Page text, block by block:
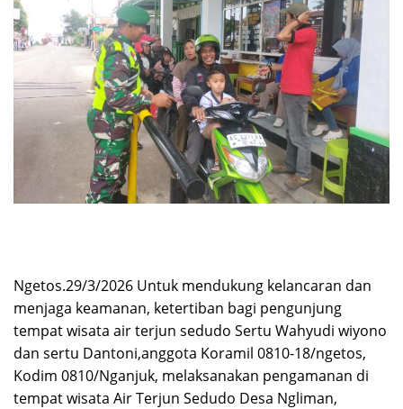
Ngetos.29/3/2026 Untuk mendukung kelancaran dan
menjaga keamanan, ketertiban bagi pengunjung
tempat wisata air terjun sedudo Sertu Wahyudi wiyono
dan sertu Dantoni,anggota Koramil 0810-18/ngetos,
Kodim 0810/Nganjuk, melaksanakan pengamanan di
tempat wisata Air Terjun Sedudo Desa Ngliman,